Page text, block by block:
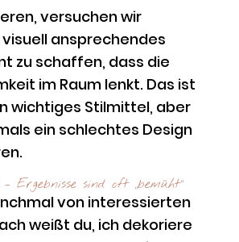
versuchen wir
ansprechendes
zu schaffen, dass die
im Raum lenkt. Das ist
wichtiges Stilmittel, aber
ein schlechtes Design
Ergebnisse sind oft „bemüht“
von interessierten
weißt du, ich dekoriere